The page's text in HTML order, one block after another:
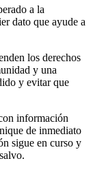
a la
dato que ayude a
los derechos
y una
y evitar que
información
de inmediato
sigue en curso y